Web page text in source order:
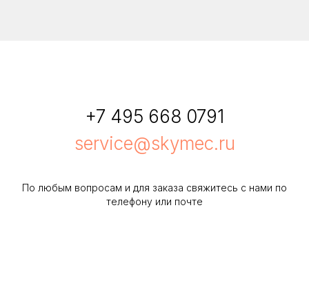
+7 495 668 0791
service@skymec.ru
По любым вопросам и для заказа свяжитесь с нами по
телефону или почте